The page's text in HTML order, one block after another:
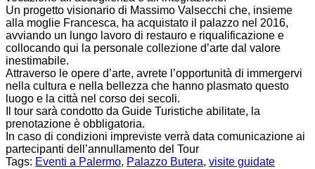
Un progetto visionario di Massimo Valsecchi che, insieme
alla moglie Francesca, ha acquistato il palazzo nel 2016,
avviando un lungo lavoro di restauro e riqualificazione e
collocando qui la personale collezione d’arte dal valore
inestimabile.
Attraverso le opere d’arte, avrete l’opportunità di immergervi
nella cultura e nella bellezza che hanno plasmato questo
luogo e la città nel corso dei secoli.
Il tour sarà condotto da Guide Turistiche abilitate, la
prenotazione è obbligatoria.
In caso di condizioni impreviste verrà data comunicazione ai
partecipanti dell’annullamento del Tour
Tags: Eventi a Palermo, Palazzo Butera, visite guidate